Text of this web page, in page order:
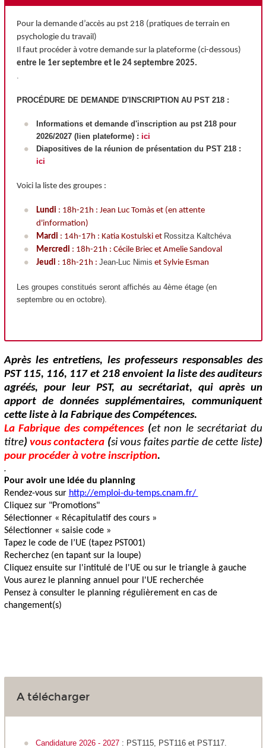
Pour la demande d’accès au pst 218 (pratiques de terrain en
psychologie du travail)
Il faut procéder à votre demande sur la plateforme (ci-dessous)
entre le 1er septembre et le 24 septembre 2025.
.
PROCÉDURE DE DEMANDE D'INSCRIPTION AU PST 218 :
Informations et demande d'inscription au pst 218 pour
2026/2027 (lien plateforme) : ici
Diapositives de la réunion de présentation du PST 218 :
ici
Voici la liste des groupes :
Lundi : 18h-21h : Jean Luc Tomàs et (en attente
d'information)
Mardi : 14h-17h : Katia Kostulski et Rossitza Kaltchéva
Mercredi : 18h-21h : Cécile Briec et Amelie Sandoval
Jeudi : 18h-21h : Jean-Luc Nimis et Sylvie Esman
Les groupes constitués seront affichés au 4ème étage (en
septembre ou en octobre).
Après les entretiens, les professeurs responsables des
PST 115, 116, 117 et 218 envoient la liste des auditeurs
agréés, pour leur PST, au secrétariat, qui après un
apport de données supplémentaires, communiquent
cette liste à la Fabrique des Compétences.
La Fabrique des compétences (et non le secrétariat du
titre) vous contactera (si vous faites partie de cette liste)
pour procéder à votre inscription.
.
Pour avoir une idée du planning
Rendez-vous sur http://emploi-du-temps.cnam.fr/
Cliquez sur "Promotions"
Sélectionner « Récapitulatif des cours »
Sélectionner « saisie code »
Tapez le code de l’UE (tapez PST001)
Recherchez (en tapant sur la loupe)
Cliquez ensuite sur l'intitulé de l'UE ou sur le triangle à gauche
Vous aurez le planning annuel pour l'UE recherchée
Pensez à consulter le planning régulièrement en cas de
changement(s)
A télécharger
Candidature 2026 - 2027 : PST115, PST116 et PST117.